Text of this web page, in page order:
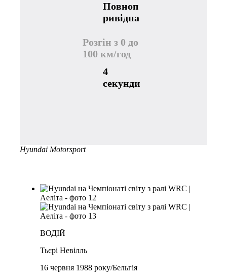
Повноп
ривідна
Розгін з 0 до
100 км/год
4
секунди
Hyundai Motorsport
ВОДІЙ
Тьєрі Невілль
16 червня 1988 року/Бельгія